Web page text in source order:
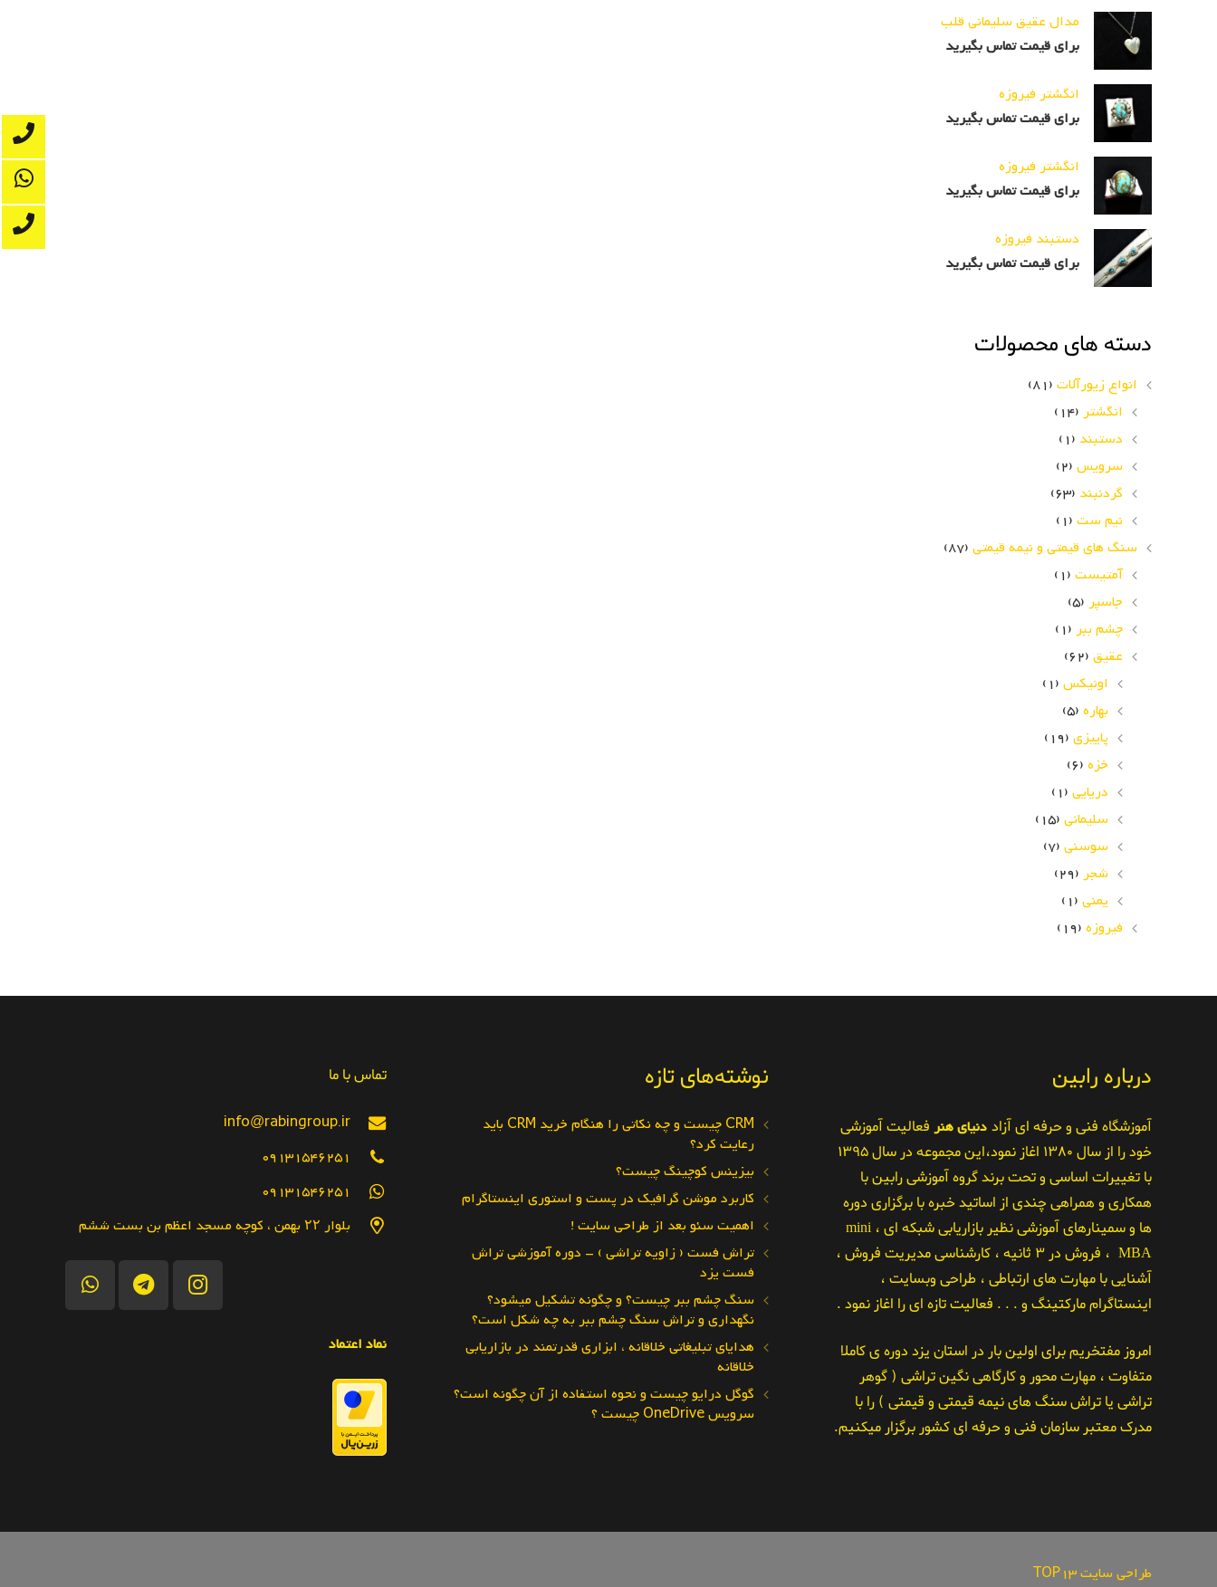
مدال عقیق سلیمانی قلب
برای قیمت تماس بگیرید
انگشتر فیروزه
برای قیمت تماس بگیرید
انگشتر فیروزه
برای قیمت تماس بگیرید
دستبند فیروزه
برای قیمت تماس بگیرید
دسته های محصولات
انواع زیورآلات (81)
انگشتر (14)
دستبند (1)
سرویس (2)
گردنبند (63)
نیم ست (1)
سنگ های قیمتی و نیمه قیمتی (87)
آمتیست (1)
جاسپر (5)
چشم ببر (1)
عقیق (62)
اونیکس (1)
بهاره (5)
پاییزی (19)
خزه (6)
دریایی (1)
سلیمانی (15)
سوسنی (7)
شجر (29)
یمنی (1)
فیروزه (19)
درباره رابین
آموزشگاه فنی و حرفه ای آزاد دنیای هنر فعالیت آموزشی
خود را از سال ۱۳۸۰ اغاز نمود،این مجموعه در سال ۱۳۹۵
با تغییرات اساسی و تحت برند گروه آموزشی رابین با
همکاری و همراهی چندی از اساتید خبره با برگزاری دوره
ها و سمینارهای آموزشی نظیر بازاریابی شبکه ای ، mini
MBA ، فروش در ۳ ثانیه ، کارشناسی مدیریت فروش ،
آشنایی با مهارت های ارتباطی ، طراحی وبسایت ،
اینستاگرام مارکتینگ و . . . فعالیت تازه ای را اغاز نمود .
امروز مفتخریم برای اولین بار در استان یزد دوره ی کاملا
متفاوت ، مهارت محور و کارگاهی نگین تراشی ( گوهر
تراشی یا تراش سنگ های نیمه قیمتی و قیمتی ) را با
مدرک معتبر سازمان فنی و حرفه ای کشور برگزار میکنیم.
نوشته‌های تازه
CRM چیست و چه نکاتی را هنگام خرید CRM باید
رعایت کرد؟
بیزینس کوچینگ چیست؟
کاربرد موشن گرافیک در پست و استوری اینستاگرام
اهمیت سئو بعد از طراحی سایت !
تراش فست ( زاویه تراشی ) – دوره آموزشی تراش
فست یزد
سنگ چشم ببر چیست؟ و چگونه تشکیل میشود؟
نگهداری و تراش سنگ چشم ببر به چه شکل است؟
هدایای تبلیغاتی خلاقانه ، ابزاری قدرتمند در بازاریابی
خلاقانه
گوگل درایو چیست و نحوه استفاده از آن چگونه است؟
سرویس OneDrive چیست ؟
تماس با ما
info@rabingroup.ir
09131546251
09131546251
بلوار ۲۲ بهمن ، کوچه مسجد اعظم بن بست ششم
نماد اعتماد
طراحی سایت TOP13